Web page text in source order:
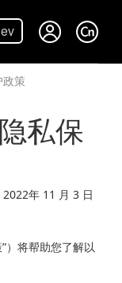
策
私保
年 11 月 3 日
）将帮助您了解以